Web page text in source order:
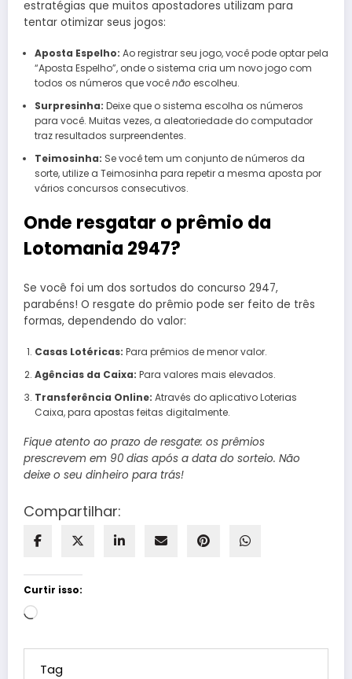
estratégias que muitos apostadores utilizam para
tentar otimizar seus jogos:
Aposta Espelho: Ao registrar seu jogo, você pode optar pela
“Aposta Espelho”, onde o sistema cria um novo jogo com
todos os números que vocênãoescolheu.
Surpresinha: Deixe que o sistema escolha os números
para você. Muitas vezes, a aleatoriedade do computador
traz resultados surpreendentes.
Teimosinha: Se você tem um conjunto de números da
sorte, utilize a Teimosinha para repetir a mesma aposta por
vários concursos consecutivos.
Onde resgatar o prêmio da
Lotomania 2947?
Se você foi um dos sortudos do concurso 2947,
parabéns! O resgate do prêmio pode ser feito de três
formas, dependendo do valor:
Casas Lotéricas: Para prêmios de menor valor.
Agências da Caixa: Para valores mais elevados.
Transferência Online: Através do aplicativo Loterias
Caixa, para apostas feitas digitalmente.
Fique atento ao prazo de resgate: os prêmios
prescrevem em 90 dias após a data do sorteio. Não
deixe o seu dinheiro para trás!
Compartilhar:
Curtir isso:
Carregando...
Tag